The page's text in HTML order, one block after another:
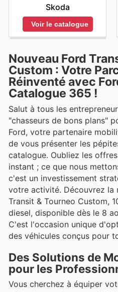
Skoda
Voir le catalogue
Nouveau Ford
Custom : Votre
Réinventé avec
Catalogue 365 !
Salut à tous les
"chasseurs de bons plans"
Ford, votre partenaire
de vous présenter les
catalogue. Oubliez les
instant ; ce que nous
c'est un investissement
votre activité. Découvrez la
Transit & Tourneo Custom,
diesel, disponible dès le 8
C'est l'occasion unique
des véhicules conçus pour
Des Solutions de
pour les
Vous cherchez à équiper